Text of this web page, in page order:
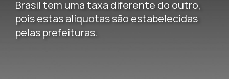
Brasil tem uma taxa diferente do outro,
pois estas alíquotas são estabelecidas
pelas prefeituras.